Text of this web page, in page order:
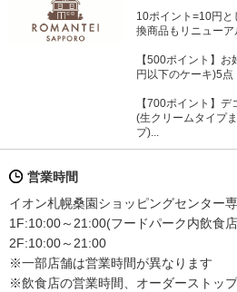
10ポイント=10円
換商品もリニューア
【500ポイント】
円以下のケーキ)5点
【700ポイント】
(生クリームタイプ
プ)...
営業時間
イオン札幌桑園ショッピングセンター
1F:10:00～21:00(フードパーク内飲食
2F:10:00～21:00
※一部店舗は営業時間が異なります
※飲食店の営業時間、オーダーストッ